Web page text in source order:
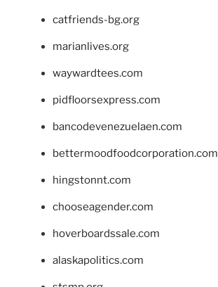
catfriends-bg.org
marianlives.org
waywardtees.com
pidfloorsexpress.com
bancodevenezuelaen.com
bettermoodfoodcorporation.com
hingstonnt.com
chooseagender.com
hoverboardssale.com
alaskapolitics.com